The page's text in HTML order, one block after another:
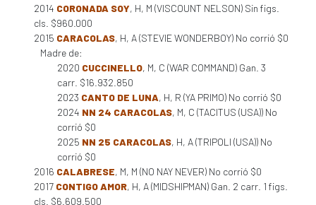
2014 CORONADA SOY, H, M (VISCOUNT NELSON) Sin figs.
cls. $960.000
2015 CARACOLAS, H, A (STEVIE WONDERBOY) No corrió $0
Madre de:
2020 CUCCINELLO, M, C (WAR COMMAND) Gan. 3
carr. $16.932.850
2023 CANTO DE LUNA, H, R (YA PRIMO) No corrió $0
2024 NN 24 CARACOLAS, M, C (TACITUS (USA)) No
corrió $0
2025 NN 25 CARACOLAS, H, A (TRIPOLI (USA)) No
corrió $0
2016 CALABRESE, M, M (NO NAY NEVER) No corrió $0
2017 CONTIGO AMOR, H, A (MIDSHIPMAN) Gan. 2 carr. 1 figs.
cls. $6.609.500